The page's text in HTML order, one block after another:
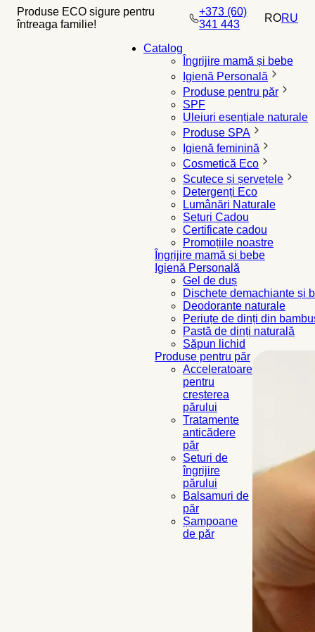
Produse ECO sigure pentru
întreaga familie!
+373 (60)
341 443
RORU
Catalog
Îngrijire mamă și bebe
Igienă Personală
Produse pentru păr
SPF
Uleiuri esențiale naturale
Produse SPA
Igienă feminină
Cosmetică Eco
Scutece și șervețele
Detergenți Eco
Lumânări Naturale
Seturi Cadou
Certificate cadou
Promoțiile noastre
Îngrijire mamă și bebe
Igienă Personală
Gel de duș
Dischete demachiante și
Deodorante naturale
Periuțe de dinți din
Pastă de dinți naturală
Săpun lichid
Produse pentru păr
Acceleratoare
pentru
creșterea
părului
Tratamente
anticădere
păr
Seturi de
îngrijire
părului
Balsamuri de
păr
Șampoane
de păr